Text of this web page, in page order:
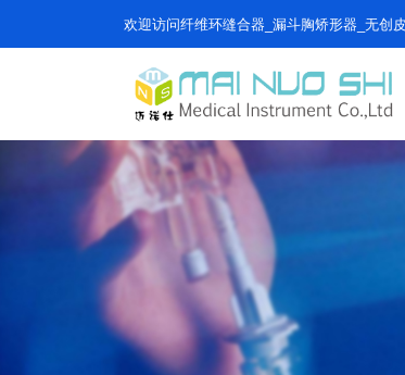
欢迎访问纤维环缝合器_漏斗胸矫形器_无创